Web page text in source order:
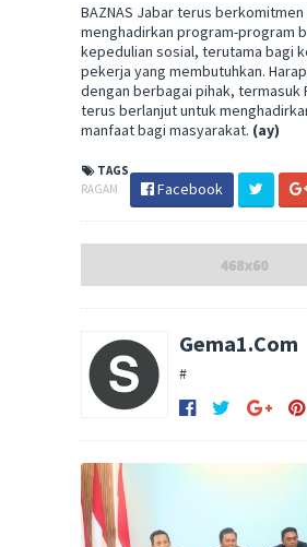
BAZNAS Jabar terus
menghadirkan program-program
kepedulian sosial, terutama bagi
pekerja yang membutuhkan.
dengan berbagai pihak, termasuk
terus berlanjut untuk
manfaat bagi masyarakat. (ay)
TAGS
RAGAM
Facebook
Gema1.Com
#